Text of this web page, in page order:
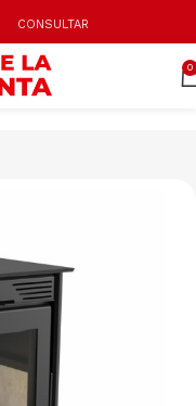
0
CONSULTAR